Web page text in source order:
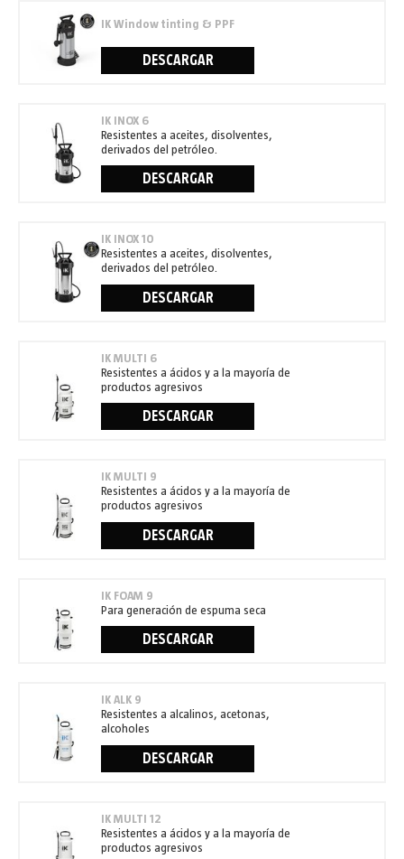
IK Window tinting & PPF
DESCARGAR
IK INOX 6
Resistentes a aceites, disolventes,
derivados del petróleo.
DESCARGAR
IK INOX 10
Resistentes a aceites, disolventes,
derivados del petróleo.
DESCARGAR
IK MULTI 6
Resistentes a ácidos y a la mayoría de
productos agresivos
DESCARGAR
IK MULTI 9
Resistentes a ácidos y a la mayoría de
productos agresivos
DESCARGAR
IK FOAM 9
Para generación de espuma seca
DESCARGAR
IK ALK 9
Resistentes a alcalinos, acetonas,
alcoholes
DESCARGAR
IK MULTI 12
Resistentes a ácidos y a la mayoría de
productos agresivos